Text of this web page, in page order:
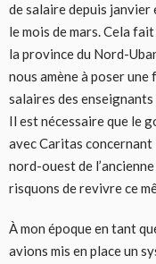
de salaire depuis janvier
le mois de mars. Cela
la province du Nord-
nous amène à poser
salaires des
Il est nécessaire que le
avec Caritas concernant
nord-ouest de
risquons de revivre ce
À mon époque en tant
avions mis en place un